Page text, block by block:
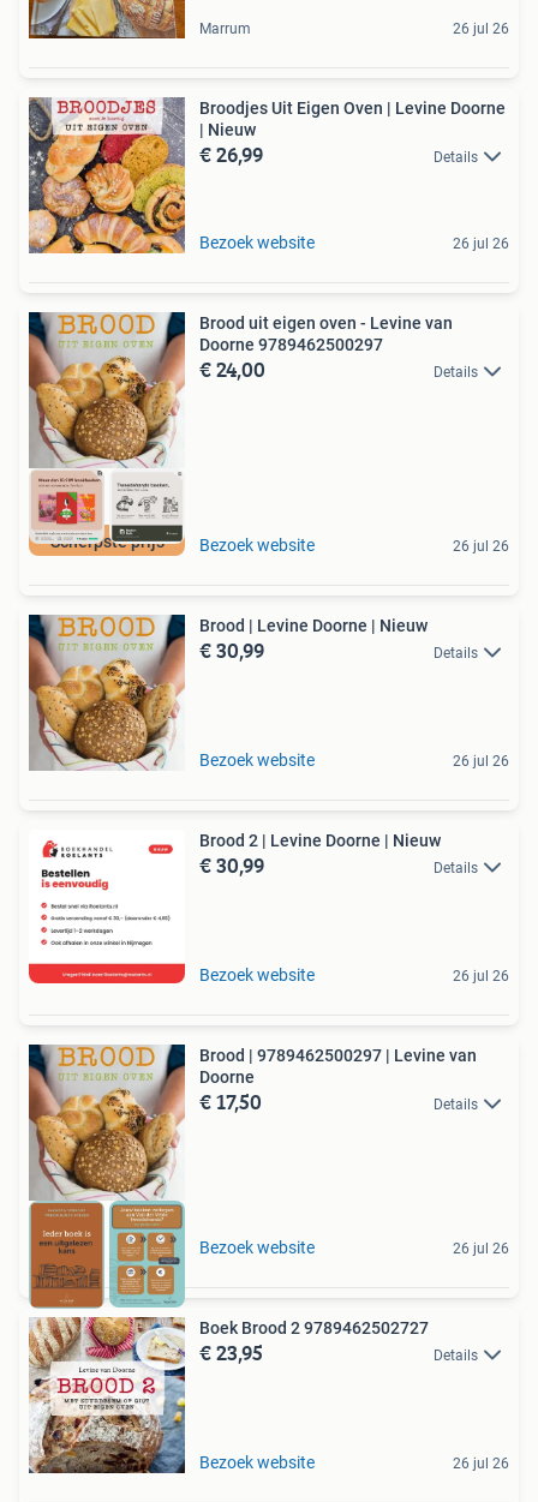
Marrum 26 jul 26
Broodjes Uit Eigen Oven | Levine Doorne
| Nieuw
€ 26,99 Details
Bezoek website 26 jul 26
Scherpste prijs
Brood uit eigen oven - Levine van
Doorne 9789462500297
€ 24,00 Details
Bezoek website 26 jul 26
Brood | Levine Doorne | Nieuw
€ 30,99 Details
Bezoek website 26 jul 26
Brood 2 | Levine Doorne | Nieuw
€ 30,99 Details
Bezoek website 26 jul 26
Brood | 9789462500297 | Levine van
Doorne
€ 17,50 Details
Bezoek website 26 jul 26
Boek Brood 2 9789462502727
€ 23,95 Details
Bezoek website 26 jul 26